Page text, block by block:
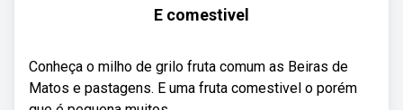
E comestivel
Conheça o milho de grilo fruta comum as Beiras de
Matos e pastagens. E uma fruta comestivel o porém